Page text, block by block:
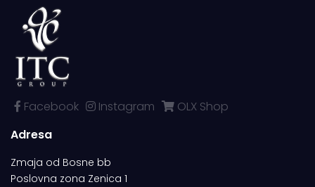
Facebook Instagram
OLX Shop
Adresa
Zmaja od Bosne bb
Poslovna zona Zenica 1